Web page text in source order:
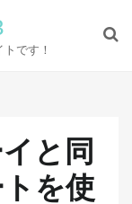
です！
と同
を使